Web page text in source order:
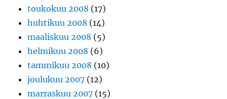
toukokuu 2008 (17)
huhtikuu 2008 (14)
maaliskuu 2008 (5)
helmikuu 2008 (6)
tammikuu 2008 (10)
joulukuu 2007 (12)
marraskuu 2007 (15)